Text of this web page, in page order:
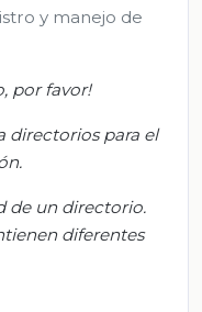
y manejo de
por favor!
directorios para el
de un directorio.
diferentes